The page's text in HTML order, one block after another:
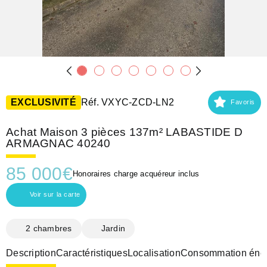
EXCLUSIVITÉ Réf. VXYC-ZCD-LN2 Favoris
Achat Maison 3 pièces 137m² LABASTIDE D
ARMAGNAC 40240
85 000€ Honoraires charge acquéreur inclus
Voir sur la carte
2 chambres Jardin
DescriptionCaractéristiquesLocalisationConsommation